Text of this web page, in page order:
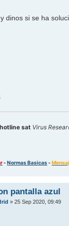
dinos si se ha
sat Virus
-Normas Basicas-
pantalla azul
»25 Sep 2020, 09:49